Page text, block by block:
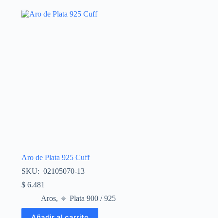
Aro de Plata 925 Cuff
SKU: 02105070-13
$6.481
Aros, 🔸​ Plata 900 / 925